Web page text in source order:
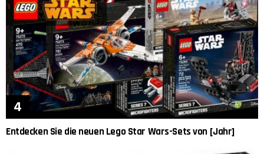
Entdecken Sie die neuen Lego Star Wars-Sets von [Jahr]